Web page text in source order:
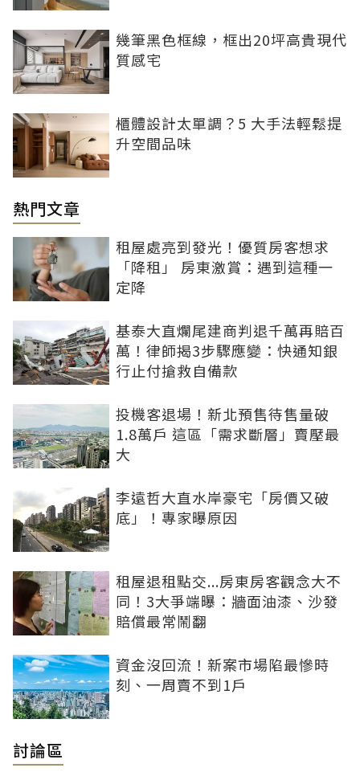
幾筆黑色框線，框出20坪高貴現代
質感宅
櫃體設計太單調？5 大手法輕鬆提
升空間品味
熱門文章
租屋處亮到發光！優質房客想求
「降租」 房東激賞：遇到這種一
定降
基泰大直爛尾建商判退千萬再賠百
萬！律師揭3步驟應變：快通知銀
行止付搶救自備款
投機客退場！新北預售待售量破
1.8萬戶 這區「需求斷層」賣壓最
大
李遠哲大直水岸豪宅「房價又破
底」！專家曝原因
租屋退租點交...房東房客觀念大不
同！3大爭端曝：牆面油漆、沙發
賠償最常鬧翻
資金沒回流！新案市場陷最慘時
刻、一周賣不到1戶
討論區